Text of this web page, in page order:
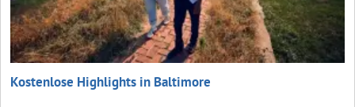
Kostenlose Highlights in Baltimore